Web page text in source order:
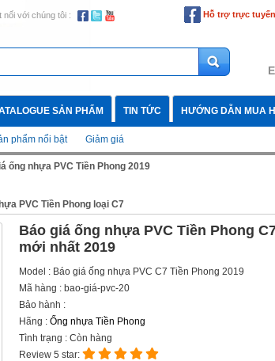
nối với chúng tôi : Hỗ trợ trực tuyến
SẢN PHẨM TIN TỨC HƯỚNG DẪN MUA
phẩm nổi bật Giảm giá
ống nhựa PVC Tiền Phong 2019
PVC Tiền Phong loại C7
Báo giá ống nhựa PVC Tiền Phong
mới nhất 2019
Model : Báo giá ống nhựa PVC C7 Tiền Phong 2019
Mã hàng : bao-giá-pvc-20
Bảo hành :
Hãng : Ống nhựa Tiền Phong
Tình trạng : Còn hàng
Review 5 star: